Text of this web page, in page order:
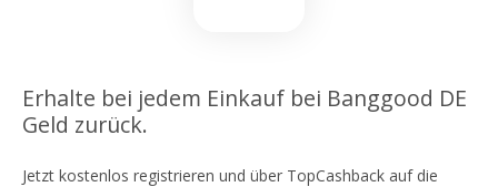
Erhalte bei jedem Einkauf bei Banggood DE
Geld zurück.
Jetzt kostenlos registrieren und über TopCashback auf die